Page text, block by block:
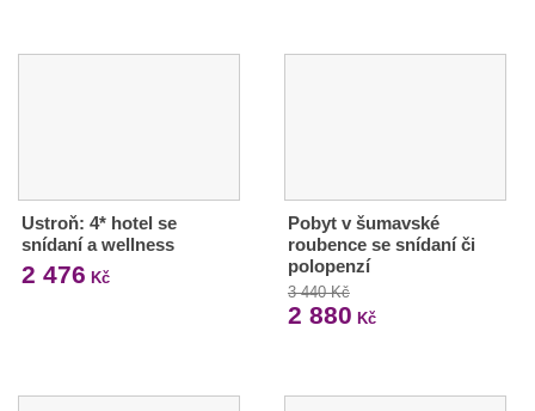
Ustroň: 4* hotel se
snídaní a wellness
2 476 Kč
Pobyt v šumavské
roubence se snídaní či
polopenzí
3 440 Kč
2 880 Kč